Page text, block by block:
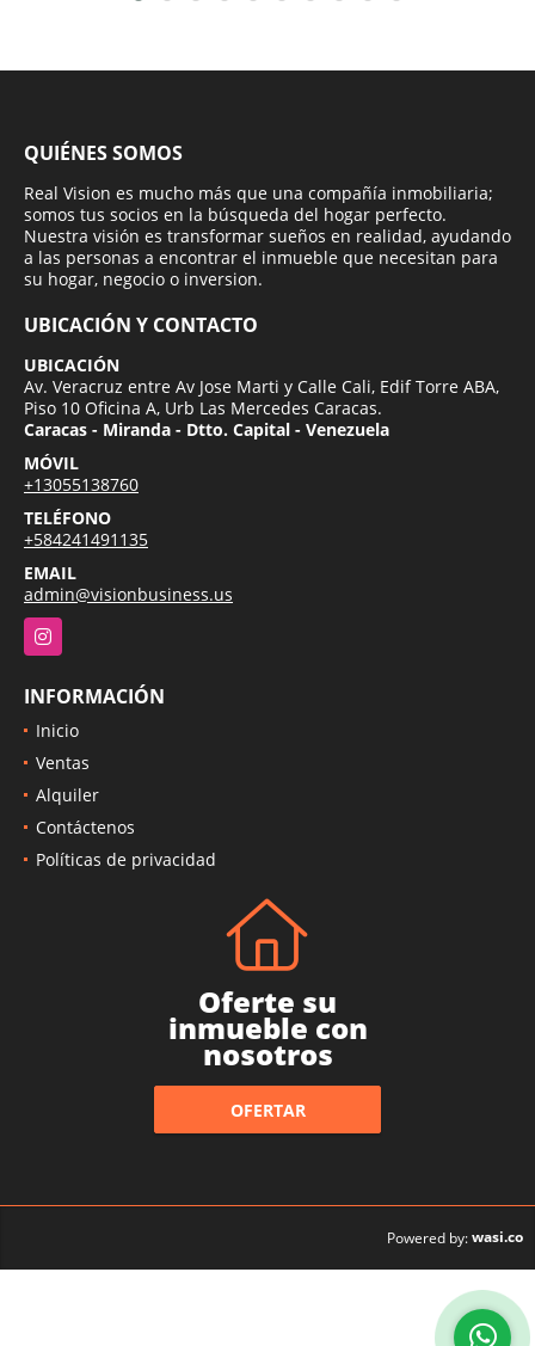
QUIÉNES SOMOS
Real Vision es mucho más que una compañía inmobiliaria;
somos tus socios en la búsqueda del hogar perfecto.
Nuestra visión es transformar sueños en realidad, ayudando
a las personas a encontrar el inmueble que necesitan para
su hogar, negocio o inversion.
UBICACIÓN Y CONTACTO
UBICACIÓN
Av. Veracruz entre Av Jose Marti y Calle Cali, Edif Torre ABA,
Piso 10 Oficina A, Urb Las Mercedes Caracas.
Caracas - Miranda - Dtto. Capital - Venezuela
MÓVIL
+13055138760
TELÉFONO
+584241491135
EMAIL
admin@visionbusiness.us
Instagram
INFORMACIÓN
Inicio
Ventas
Alquiler
Contáctenos
Políticas de privacidad
Oferte su
inmueble con
nosotros
OFERTAR
Powered by:wasi.co